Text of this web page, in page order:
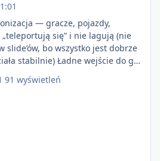
— gracze, pojazdy,
się” i nie lagują (nie
slide’ów, bo wszystko jest dobrze
wejście do gry
multiplayera Wygodne
i skryptów (wsparcie C# / JS /
91 wyświetleń